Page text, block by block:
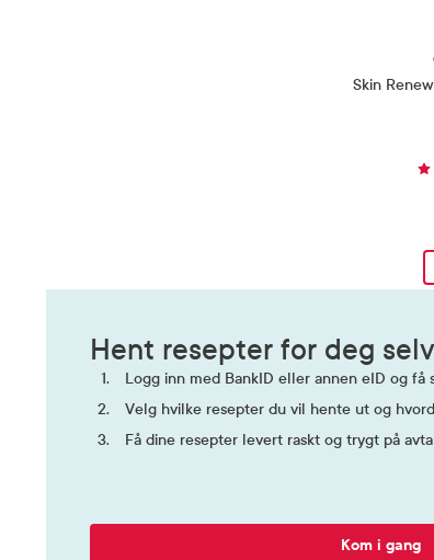
Skin
Hent resepter for deg
Logg inn med BankID eller annen eID og
Velg hvilke resepter du vil hente ut og
Få dine resepter levert raskt og trygt på
Kom i gang